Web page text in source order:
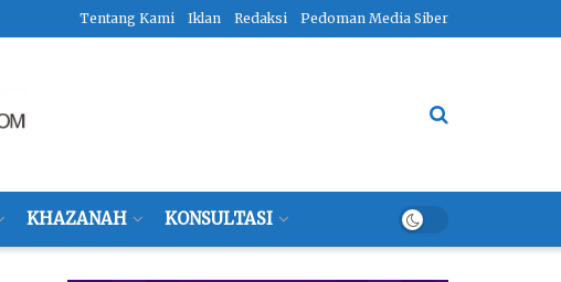
Tentang Kami Iklan Redaksi Pedoman Media Siber
KHAZANAH KONSULTASI